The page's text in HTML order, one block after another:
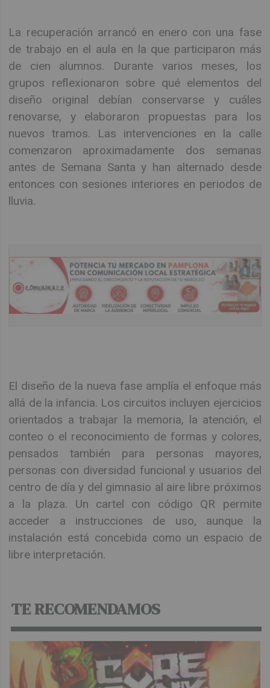
La recuperación arrancó en enero con una fase
de trabajo en el aula en la que participaron más
de cien alumnos. Durante varios meses, los
grupos reflexionaron sobre qué elementos del
diseño original debían conservarse y cuáles
renovarse, y elaboraron propuestas para los
nuevos tramos. Las intervenciones en la calle
comenzaron aproximadamente dos semanas
antes de Semana Santa y han alternado desde
entonces con sesiones interiores en periodos de
lluvia.
El diseño de la nueva fase amplía el enfoque más
allá de la infancia. Los circuitos incluyen ejercicios
orientados a trabajar la memoria, la atención, el
conteo o el reconocimiento de formas y colores,
pensados también para personas mayores,
personas con diversidad funcional y usuarios del
centro de día y del gimnasio al aire libre próximos
a la plaza. Un cartel con código QR permite
acceder a instrucciones de uso, aunque la
instalación está concebida como un espacio de
libre interpretación.
TE RECOMENDAMOS